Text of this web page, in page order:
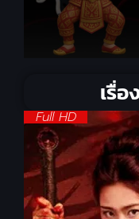
เรื่
Full HD